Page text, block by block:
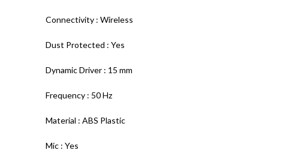
Connectivity : Wireless
Dust Protected : Yes
Dynamic Driver : 15 mm
Frequency : 50 Hz
Material : ABS Plastic
Mic : Yes